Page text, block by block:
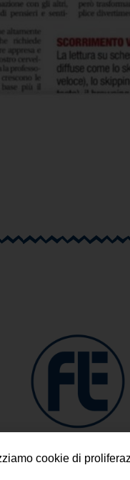
Progetto a cura
cookie di